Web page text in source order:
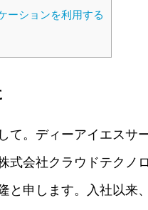
ーションを利用する
て。ディーアイエスサ
式会社クラウドテクノ
と申します。入社以来